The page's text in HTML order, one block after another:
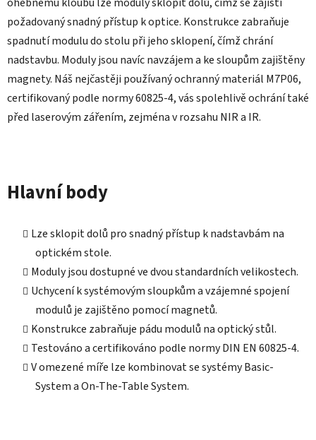
požadovaný snadný přístup k optice. Konstrukce zabraňuje
spadnutí modulu do stolu při jeho sklopení, čímž chrání
nadstavbu. Moduly jsou navíc navzájem a ke sloupům zajištěny
magnety. Náš nejčastěji používaný ochranný materiál M7P06,
certifikovaný podle normy 60825-4, vás spolehlivě ochrání také
před laserovým zářením, zejména v rozsahu NIR a IR.
Hlavní body
Lze sklopit dolů pro snadný přístup k nadstavbám na
optickém stole.
Moduly jsou dostupné ve dvou standardních velikostech.
Uchycení k systémovým sloupkům a vzájemné spojení
modulů je zajištěno pomocí magnetů.
Konstrukce zabraňuje pádu modulů na optický stůl.
Testováno a certifikováno podle normy DIN EN 60825-4.
V omezené míře lze kombinovat se systémy Basic-
System a On-The-Table System.